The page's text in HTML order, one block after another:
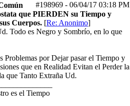
#198969 - 06/04/17 03:18 PM
que PIERDEN su Tiempo y
Cuerpos. [Re: Anonimo]
Todo es Negro y Sombrío, en lo que
Problemas por Dejar pasar el Tiempo y
que en Realidad Evitan el Perder la
que Tanto Extraña Ud.
es el Tiempo